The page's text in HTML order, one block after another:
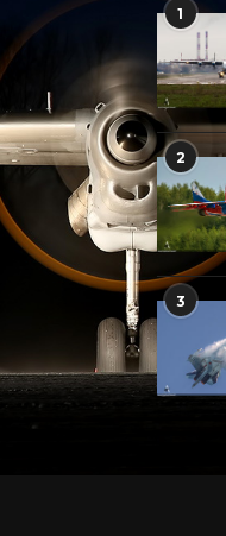
1
2
3